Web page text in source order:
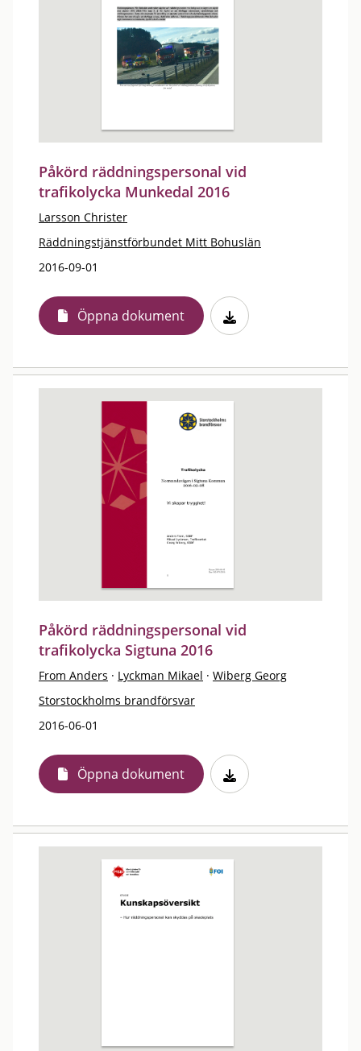
Påkörd räddningspersonal vid
trafikolycka Munkedal 2016
Larsson Christer
Räddningstjänstförbundet Mitt Bohuslän
2016-09-01
Öppna dokument
Påkörd räddningspersonal vid
trafikolycka Sigtuna 2016
From Anders · Lyckman Mikael · Wiberg Georg
Storstockholms brandförsvar
2016-06-01
Öppna dokument